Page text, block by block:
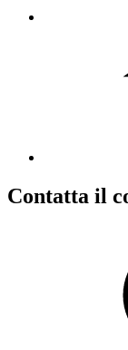
Contatta il